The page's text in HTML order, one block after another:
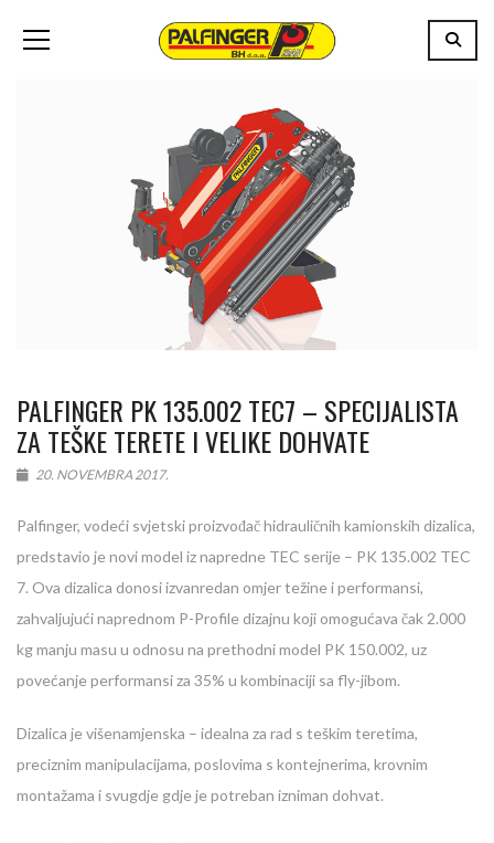
PALFINGER PK 135.002 TEC7 – SPECIJALISTA
ZA TEŠKE TERETE I VELIKE DOHVATE
20. NOVEMBRA 2017.
Palfinger, vodeći svjetski proizvođač hidrauličnih kamionskih dizalica,
predstavio je novi model iz napredne TEC serije – PK 135.002 TEC
7. Ova dizalica donosi izvanredan omjer težine i performansi,
zahvaljujući naprednom P-Profile dizajnu koji omogućava čak 2.000
kg manju masu u odnosu na prethodni model PK 150.002, uz
povećanje performansi za 35% u kombinaciji sa fly-jibom.
Dizalica je višenamjenska – idealna za rad s teškim teretima,
preciznim manipulacijama, poslovima s kontejnerima, krovnim
montažama i svugdje gdje je potreban izniman dohvat.